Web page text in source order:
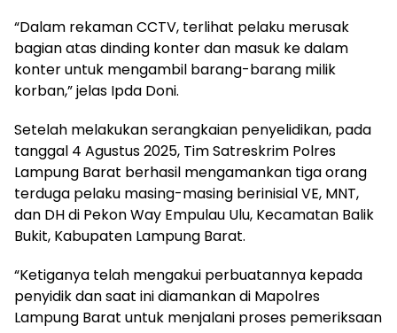
“Dalam rekaman CCTV, terlihat pelaku merusak
bagian atas dinding konter dan masuk ke dalam
konter untuk mengambil barang-barang milik
korban,” jelas Ipda Doni.
Setelah melakukan serangkaian penyelidikan, pada
tanggal 4 Agustus 2025, Tim Satreskrim Polres
Lampung Barat berhasil mengamankan tiga orang
terduga pelaku masing-masing berinisial VE, MNT,
dan DH di Pekon Way Empulau Ulu, Kecamatan Balik
Bukit, Kabupaten Lampung Barat.
“Ketiganya telah mengakui perbuatannya kepada
penyidik dan saat ini diamankan di Mapolres
Lampung Barat untuk menjalani proses pemeriksaan